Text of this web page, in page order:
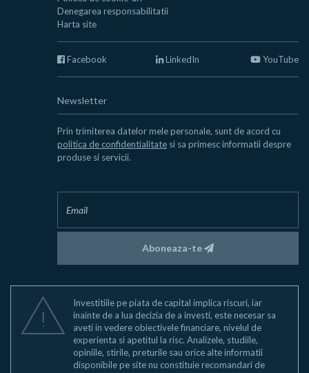
Denegarea responsabilitatii
Harta site
Facebook LinkedIn YouTube
Newsletter
Prin trimiterea datelor mele personale, sunt de acord cu
politica de confidentialitate si sa primesc informatii despre
produse si servicii.
Aboneaza-te
Investitiile pe piata de capital implica riscuri, iar
inainte de a lua decizia de a investi, este necesar sa
aveti in vedere obiectivele financiare, nivelul de
experienta si apetitul la risc. Analizele, studiile,
opiniile, stirile, preturile sau orice alte informatii
disponibile pe site nu constituie recomandari de